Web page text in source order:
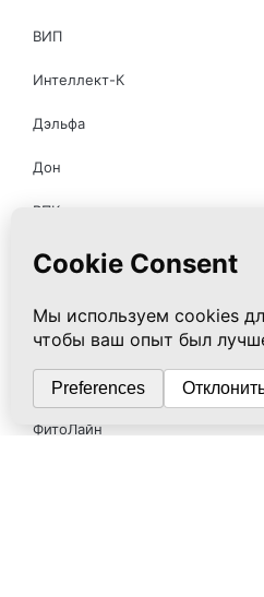
ВИП
Интеллект-К
Дэльфа
Дон
ВПК
Новь
Марианна
Ляпко
ФитоЛайн